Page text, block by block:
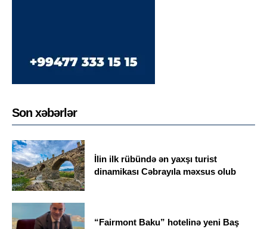
Son xəbərlər
İlin ilk rübündə ən yaxşı turist
dinamikası Cəbrayıla məxsus olub
“Fairmont Baku” hotelinə yeni Baş